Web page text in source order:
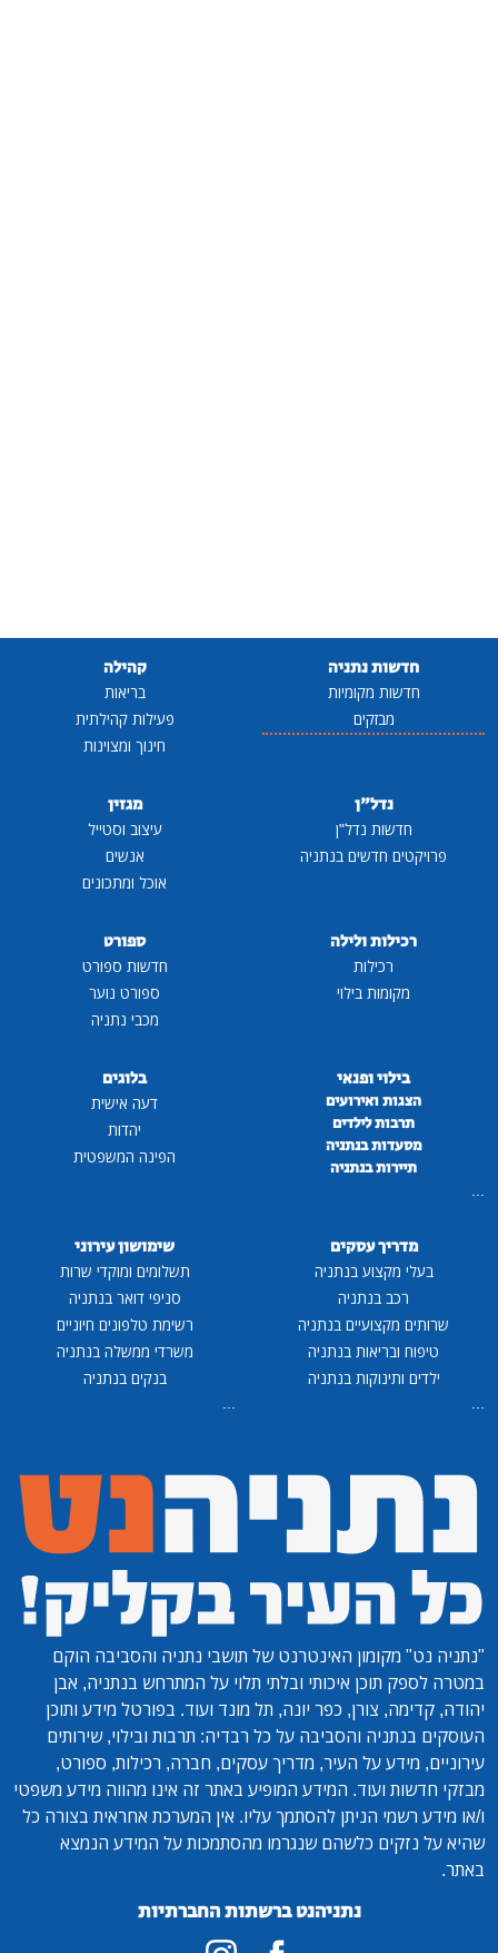
חדשות נתניה
חדשות מקומיות
מבזקים
קהילה
בריאות
פעילות קהילתית
חינוך ומצוינות
נדל"ן
חדשות נדל"ן
פרויקטים חדשים בנתניה
מגזין
עיצוב וסטייל
אנשים
אוכל ומתכונים
רכילות ולילה
רכילות
מקומות בילוי
ספורט
חדשות ספורט
ספורט נוער
מכבי נתניה
בילוי ופנאי
הצגות ואירועים
תרבות לילדים
מסעדות בנתניה
תיירות בנתניה
...
בלוגים
דעה אישית
יהדות
הפינה המשפטית
מדריך עסקים
בעלי מקצוע בנתניה
רכב בנתניה
שרותים מקצועיים בנתניה
טיפוח ובריאות בנתניה
ילדים ותינוקות בנתניה
...
שימושון עירוני
תשלומים ומוקדי שרות
סניפי דואר בנתניה
רשימת טלפונים חיוניים
משרדי ממשלה בנתניה
בנקים בנתניה
...
"נתניה נט" מקומון האינטרנט של תושבי נתניה והסביבה הוקם
במטרה לספק תוכן איכותי ובלתי תלוי על המתרחש בנתניה, אבן
יהודה, קדימה, צורן, כפר יונה, תל מונד ועוד. בפורטל מידע ותוכן
העוסקים בנתניה והסביבה על כל רבדיה: תרבות ובילוי, שירותים
עירוניים, מידע על העיר, מדריך עסקים, חברה, רכילות, ספורט,
מבזקי חדשות ועוד. המידע המופיע באתר זה אינו מהווה מידע משפטי
ו/או מידע רשמי הניתן להסתמך עליו. אין המערכת אחראית בצורה כל
שהיא על נזקים כלשהם שנגרמו מהסתמכות על המידע הנמצא
באתר.
נתניהנט ברשתות החברתיות